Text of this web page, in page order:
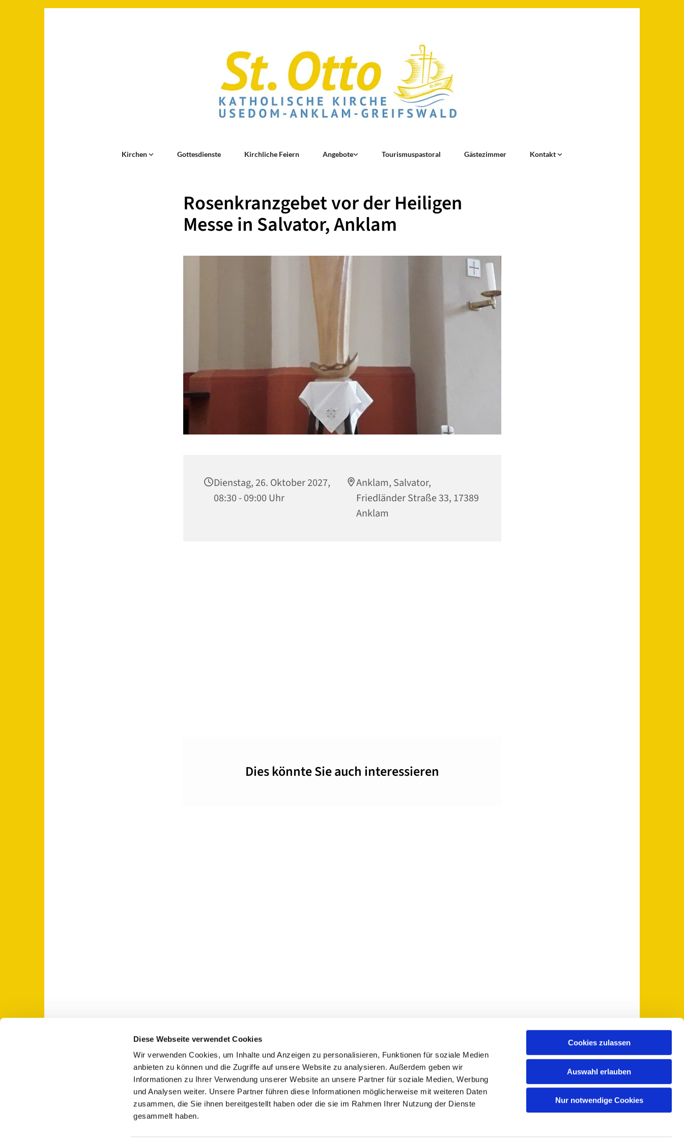
Diese Webseite verwendet Cookies
Wir verwenden Cookies, um Inhalte und Anzeigen zu personalisieren, Funktionen für soziale Medien
anbieten zu können und die Zugriffe auf unsere Website zu analysieren. Außerdem geben wir
Informationen zu Ihrer Verwendung unserer Website an unsere Partner für soziale Medien, Werbung
und Analysen weiter. Unsere Partner führen diese Informationen möglicherweise mit weiteren Daten
zusammen, die Sie ihnen bereitgestellt haben oder die sie im Rahmen Ihrer Nutzung der Dienste
gesammelt haben.
Cookies zulassen
Auswahl erlauben
Nur notwendige Cookies
Kirchen Gottesdienste Kirchliche Feiern Angebote Tourismuspastoral Gästezimmer Kontakt
Rosenkranzgebet vor der Heiligen
Messe in Salvator, Anklam
Dienstag, 26. Oktober 2027,
08:30 - 09:00 Uhr
Anklam, Salvator,
Friedländer Straße 33, 17389
Anklam
Dies könnte Sie auch interessieren
St. Otto: Katholische Kirche Usedom-Anklam-Greifswald · Bahnhofstr. 15, 17489 Greifswald+49 3834 5735-0
pfarramt@sankt-otto.de
Kontaktinformationen
Impressum
Hinweisgebersystem